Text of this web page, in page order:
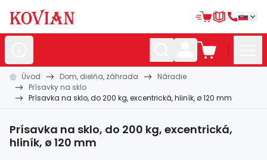
Nerezovépolotovary
Hliníkovépolotovary
Kovanépolotovary
Zábradlia a
Úvod Dom, dielňa, záhrada
Náradie
Prísavky na sklo
Prísavka na sklo, do 200 kg, excentrická, hliník, ø 120 mm
Prísavka na sklo, do 200 kg, excentrická,
hliník, ø 120 mm